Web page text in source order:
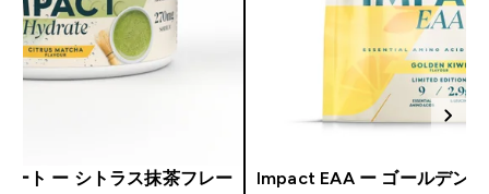
ート ー シトラス抹茶フレー
Impact EAA ー ゴールデン